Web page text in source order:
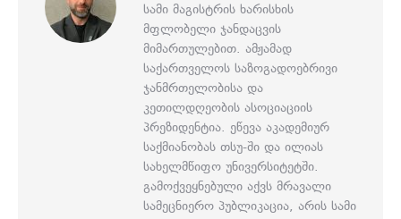
სამი მაგისტრის ხარისხის
მფლობელი ჯანდაცვის
მიმართულებით. ამჟამად
საქართველოს საზოგადოებრივი
ჯანმრთელობისა და
კეთილდღეობის ასოციაციის
პრეზიდენტია. ეწევა აკადემიურ
საქმიანობას თსუ-ში და ილიას
სახელმწიფო უნივერსიტეტში.
გამოქვეყნებული აქვს მრავალი
სამეცნიერო პუბლიკაცია, არის სამი